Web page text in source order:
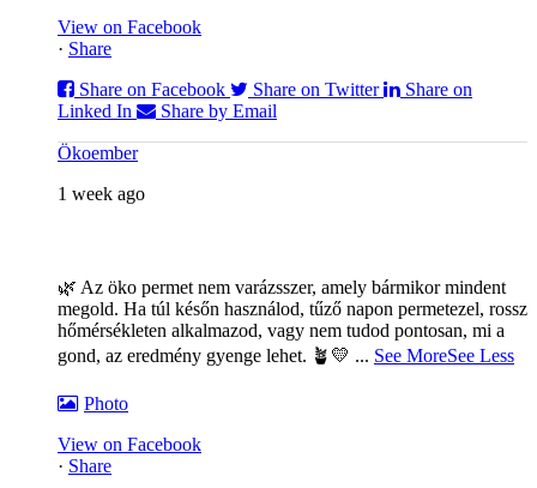
View on Facebook
· Share
Share on Facebook
Share on Twitter
Share on
Linked In
Share by Email
Ökoember
1 week ago
🌿 Az öko permet nem varázsszer, amely bármikor mindent
megold. Ha túl későn használod, tűző napon permetezel, rossz
hőmérsékleten alkalmazod, vagy nem tudod pontosan, mi a
gond, az eredmény gyenge lehet. 🪴💛 ... See MoreSee Less
Photo
View on Facebook
· Share